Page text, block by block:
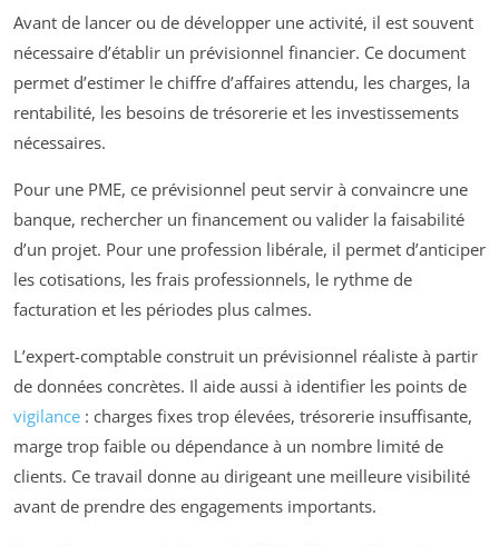
Avant de lancer ou de développer une activité, il est souvent
nécessaire d’établir un prévisionnel financier. Ce document
permet d’estimer le chiffre d’affaires attendu, les charges, la
rentabilité, les besoins de trésorerie et les investissements
nécessaires.
Pour une PME, ce prévisionnel peut servir à convaincre une
banque, rechercher un financement ou valider la faisabilité
d’un projet. Pour une profession libérale, il permet d’anticiper
les cotisations, les frais professionnels, le rythme de
facturation et les périodes plus calmes.
L’expert-comptable construit un prévisionnel réaliste à partir
de données concrètes. Il aide aussi à identifier les points de
vigilance : charges fixes trop élevées, trésorerie insuffisante,
marge trop faible ou dépendance à un nombre limité de
clients. Ce travail donne au dirigeant une meilleure visibilité
avant de prendre des engagements importants.